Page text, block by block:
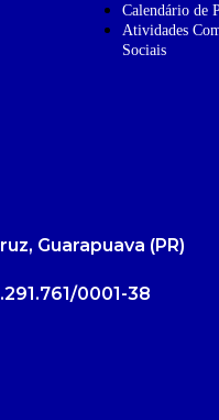
Calendário de
Atividades
Sociais
Guarapuava (PR)
0001-38